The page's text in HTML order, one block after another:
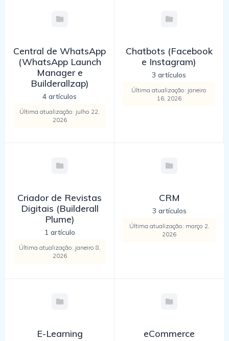
Central de WhatsApp
(WhatsApp Launch
Manager e
Builderallzap)
4 artículos
Última atualização: julho 22,
2026
Chatbots (Facebook
e Instagram)
3 artículos
Última atualização: janeiro
16, 2026
Criador de Revistas
Digitais (Builderall
Plume)
1 artículo
Última atualização: janeiro 8,
2026
CRM
3 artículos
Última atualização: março 2,
2026
E-Learning eCommerce